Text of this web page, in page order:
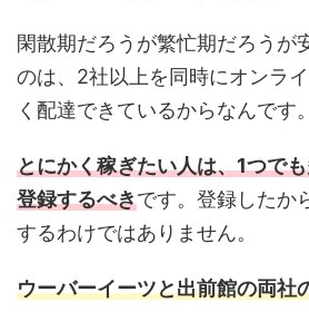
閑散期だろうが繁忙期だろうが
のは、2社以上を同時にオンラ
く配達できているからなんです。
とにかく稼ぎたい人は、1つで
登録するべきです。登録したか
するわけではありません。
ウーバーイーツと出前館の両社